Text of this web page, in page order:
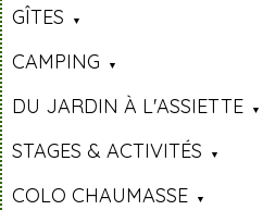
GÎTES
CAMPING
DU JARDIN À L'ASSIETTE
STAGES & ACTIVITÉS
COLO CHAUMASSE